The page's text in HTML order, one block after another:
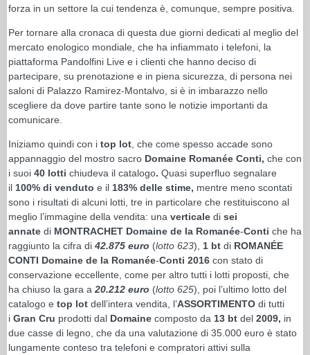
forza in un settore la cui tendenza è, comunque, sempre positiva.
Per tornare alla cronaca di questa due giorni dedicati al meglio del
mercato enologico mondiale, che ha infiammato i telefoni, la
piattaforma Pandolfini Live e i clienti che hanno deciso di
partecipare, su prenotazione e in piena sicurezza, di persona nei
saloni di Palazzo Ramirez-Montalvo, si è in imbarazzo nello
scegliere da dove partire tante sono le notizie importanti da
comunicare.
Iniziamo quindi con i top lot , che come spesso accade sono
appannaggio del mostro sacro Domaine Romanée Conti, che con
i suoi 40 lotti chiudeva il catalogo. Quasi superfluo segnalare
il 100% di venduto e il 183% delle stime, mentre meno scontati
sono i risultati di alcuni lotti, tre in particolare che restituiscono al
meglio l’immagine della vendita: una verticale di sei
annate di MONTRACHET Domaine de la Romanée-Conti che ha
raggiunto la cifra di 42.875 euro (lotto 623), 1 bt di ROMANÉE
CONTI Domaine de la Romanée-Conti 2016 con stato di
conservazione eccellente, come per altro tutti i lotti proposti, che
ha chiuso la gara a 20.212 euro (lotto 625), poi l’ultimo lotto del
catalogo e top lot dell’intera vendita, l’ASSORTIMENTO di tutti
i Gran Cru prodotti dal Domaine composto da 13 bt del 2009, in
due casse di legno, che da una valutazione di 35.000 euro è stato
lungamente conteso tra telefoni e compratori attivi sulla